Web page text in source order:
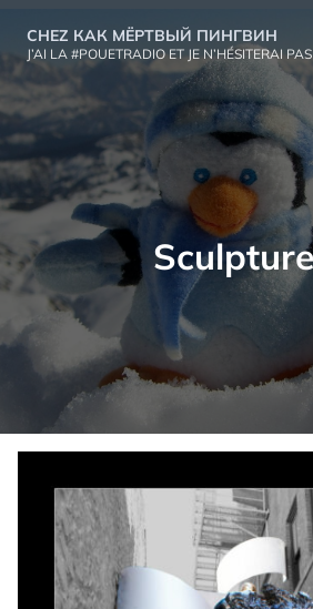
contenu
CHEZ КАК МЁРТВЫЙ ПИНГВИН
J’AI LA #POUETRADIO ET JE N’HÉSITERAI